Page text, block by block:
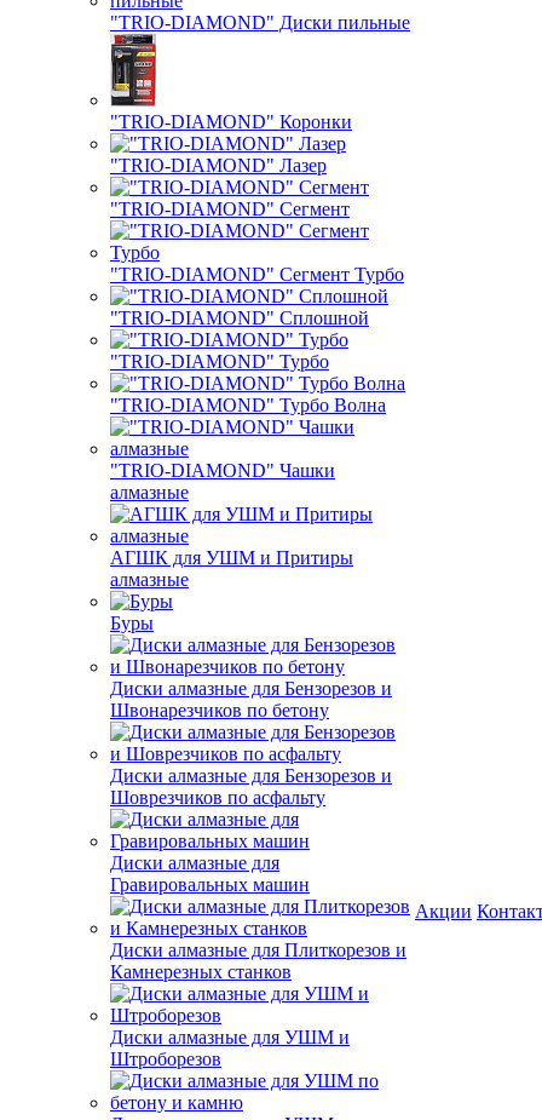
"TRIO-DIAMOND" Диски пильные
"TRIO-DIAMOND" Коронки
"TRIO-DIAMOND" Лазер
"TRIO-DIAMOND" Сегмент
"TRIO-DIAMOND" Сегмент Турбо
"TRIO-DIAMOND" Сплошной
"TRIO-DIAMOND" Турбо
"TRIO-DIAMOND" Турбо Волна
"TRIO-DIAMOND" Чашки
алмазные
АГШК для УШМ и Притиры
алмазные
Буры
Диски алмазные для Бензорезов и
Швонарезчиков по бетону
Диски алмазные для Бензорезов и
Шоврезчиков по асфальту
Диски алмазные для
Гравировальных машин
Диски алмазные для Плиткорезов и
Камнерезных станков
Диски алмазные для УШМ и
Штроборезов
Акции